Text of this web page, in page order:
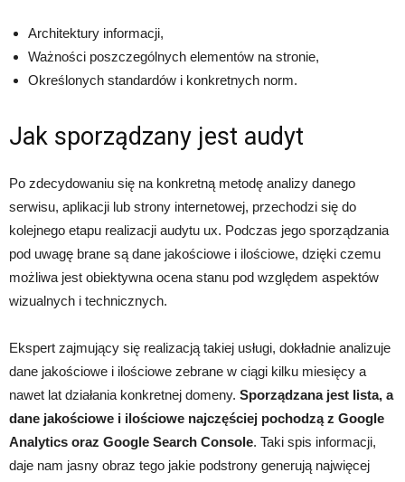
Architektury informacji,
Ważności poszczególnych elementów na stronie,
Określonych standardów i konkretnych norm.
Jak sporządzany jest audyt
Po zdecydowaniu się na konkretną metodę analizy danego
serwisu, aplikacji lub strony internetowej, przechodzi się do
kolejnego etapu realizacji audytu ux. Podczas jego sporządzania
pod uwagę brane są dane jakościowe i ilościowe, dzięki czemu
możliwa jest obiektywna ocena stanu pod względem aspektów
wizualnych i technicznych.
Ekspert zajmujący się realizacją takiej usługi, dokładnie analizuje
dane jakościowe i ilościowe zebrane w ciągi kilku miesięcy a
nawet lat działania konkretnej domeny. Sporządzana jest lista, a
dane jakościowe i ilościowe najczęściej pochodzą z Google
Analytics oraz Google Search Console. Taki spis informacji,
daje nam jasny obraz tego jakie podstrony generują najwięcej